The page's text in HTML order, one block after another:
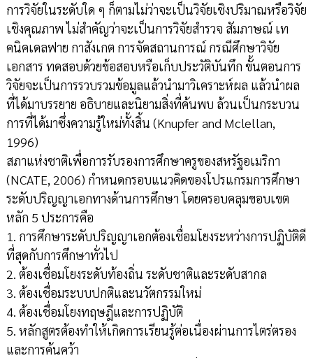
การวิจัยในระดับใด ๆ ก็ตามไม่ว่าจะเป็นวิจัยเชิงปริมาณหรือวิจัย
เชิงคุณภาพ ไม่สำคัญว่าจะเป็นการวิจัยสำรวจ สัมภาษณ์ เท
คนิคเดลฟาย กาสังเกต การจัดสถานการณ์ กรณีศึกษาวิจัย
เอกสาร ทดสอบด้วยข้อสอบหรือเก็บประวัติบันทึก ขั้นตอนการ
วิจัยจะเป็นการรวบรวมข้อมูลแล้วนำมาวิเคราะห์ผล แล้วนำผล
ที่ได้มาบรรยาย อธิบายและนิยามสิ่งที่ค้นพบ ล้วนเป็นกระบวน
การที่ได้มาซึ่งความรู้ใหม่ทั้งสิ้น (Knupfer and Mclellan,
1996)
สภาแห่งชาติเพื่อการรับรองการศึกษาครูของสหรัฐอเมริกา
(NCATE, 2006) กำหนดกรอบแนวคิดของโปรแกรมการศึกษา
ระดับปริญญาเอกทางด้านการศึกษา โดยครอบคลุมขอบเขต
หลัก 5 ประการคือ
1. การศึกษาระดับปริญญาเอกต้องเชื่อมโยงระหว่างการปฏิบัติดี
ที่สุดกับการศึกษาทั่วไป
2. ต้องเชื่อมโยงระดับท้องถิ่น ระดับชาติและระดับสากล
3. ต้องเชื่อมระบบปกติและนวัตกรรมใหม่
4. ต้องเชื่อมโยงทฤษฎีและการปฏิบัติ
5. หลักสูตรต้องทำให้เกิดการเรียนรู้ต่อเนื่องผ่านการไตร่ตรอง
และการค้นคว้า